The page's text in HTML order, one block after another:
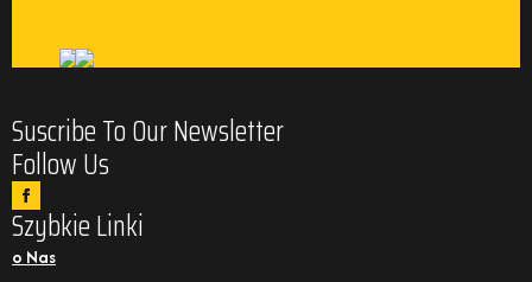
Suscribe To Our Newsletter
Follow Us
Szybkie Linki
o Nas